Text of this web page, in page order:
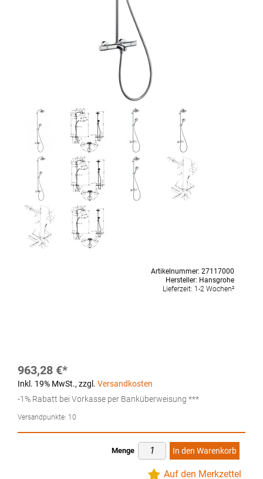
Artikelnummer: 27117000
Hersteller: Hansgrohe
Lieferzeit: 1-2 Wochen²
963,28 €
Inkl. 19% MwSt., zzgl. Versandkosten
-1% Rabatt bei Vorkasse per Banküberweisung ***
Versandpunkte: 10
Menge In den Warenkorb
Auf den Merkzettel